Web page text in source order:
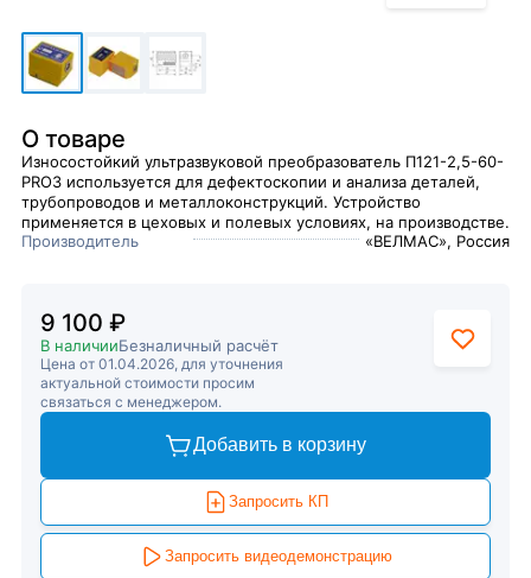
О товаре
Износостойкий ультразвуковой преобразователь П121-2,5-60-
PRO3 используется для дефектоскопии и анализа деталей,
трубопроводов и металлоконструкций. Устройство
применяется в цеховых и полевых условиях, на производстве.
Производитель
«ВЕЛМАС», Россия
9 100 ₽
В наличииБезналичный расчёт
Цена от 01.04.2026, для уточнения
актуальной стоимости просим
связаться с менеджером.
Добавить в корзину
Запросить КП
Запросить видеодемонстрацию